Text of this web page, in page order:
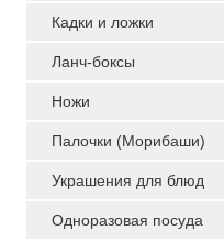
Кадки и ложки
Ланч-боксы
Ножи
Палочки (Морибаши)
Украшения для блюд
Одноразовая посуда